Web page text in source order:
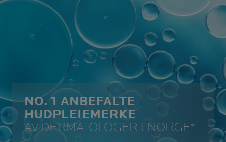
NO. 1 ANBEFALTE
HUDPLEIEMERKE
AV DERMATOLOGER I NORGE*